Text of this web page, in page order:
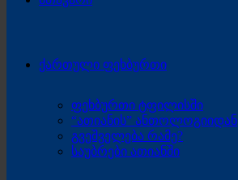
ქართული ფეხბურთი
ფეხბურთი ტფილისში
“ათიანის” ანთოლოგიიდან
გვეშველება რამე?
საუბრები ათიანში